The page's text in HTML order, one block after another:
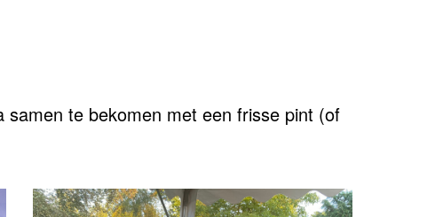
te bekomen met een frisse pint (of